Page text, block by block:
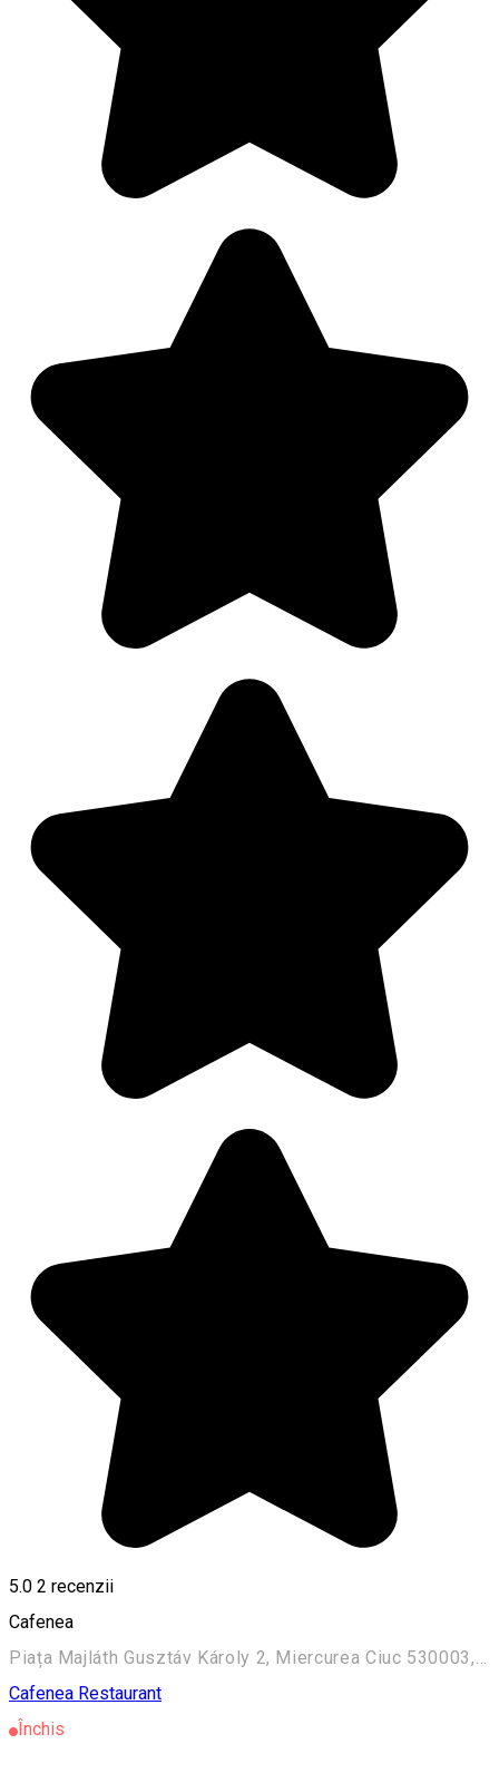
5.0 2 recenzii
Cafenea
Piața Majláth Gusztáv Károly 2, Miercurea Ciuc 530003, Romania
Cafenea Restaurant
Închis